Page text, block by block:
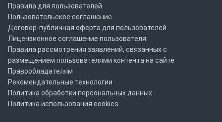
Правила для пользователей
Пользовательское соглашение
Договор-публичная оферта для пользователей
Лицензионное соглашение пользователя
Правила рассмотрения заявлений, связанных с
размещением пользователями контента на сайте
Правообладателям
Рекомендательные технологии
Политика обработки персональных данных
Политика использования cookies